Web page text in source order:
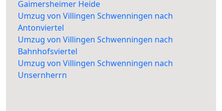
Gaimersheimer Heide
Umzug von Villingen Schwenningen nach
Antonviertel
Umzug von Villingen Schwenningen nach
Bahnhofsviertel
Umzug von Villingen Schwenningen nach
Unsernherrn